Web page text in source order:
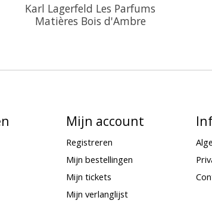
Karl Lagerfeld Les Parfums
Matières Bois d'Ambre
Mijn account
Registreren
Mijn bestellingen
Mijn tickets
Mijn verlanglijst